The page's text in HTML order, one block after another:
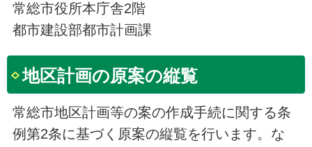
常総市役所本庁舎2階
都市建設部都市計画課
地区計画の原案の縦覧
常総市地区計画等の案の作成手続に関する条
例第2条に基づく原案の縦覧を行います。な